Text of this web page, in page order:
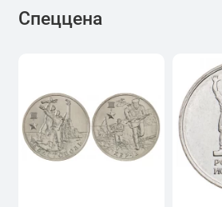
Спеццена